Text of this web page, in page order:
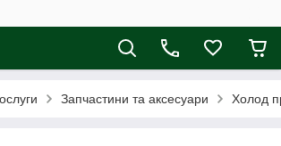
Запчастини та аксесуари Холод